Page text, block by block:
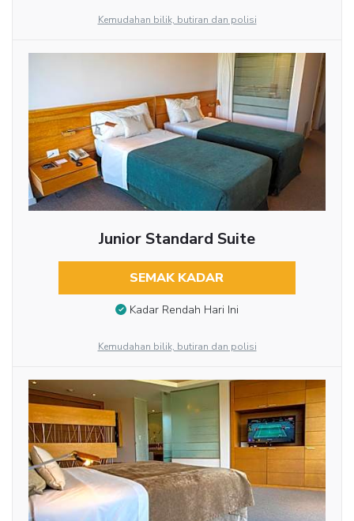
Kemudahan bilik, butiran dan polisi
Junior Standard Suite
SEMAK KADAR
Kadar Rendah Hari Ini
Kemudahan bilik, butiran dan polisi